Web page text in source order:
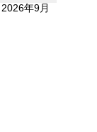
2026年9月